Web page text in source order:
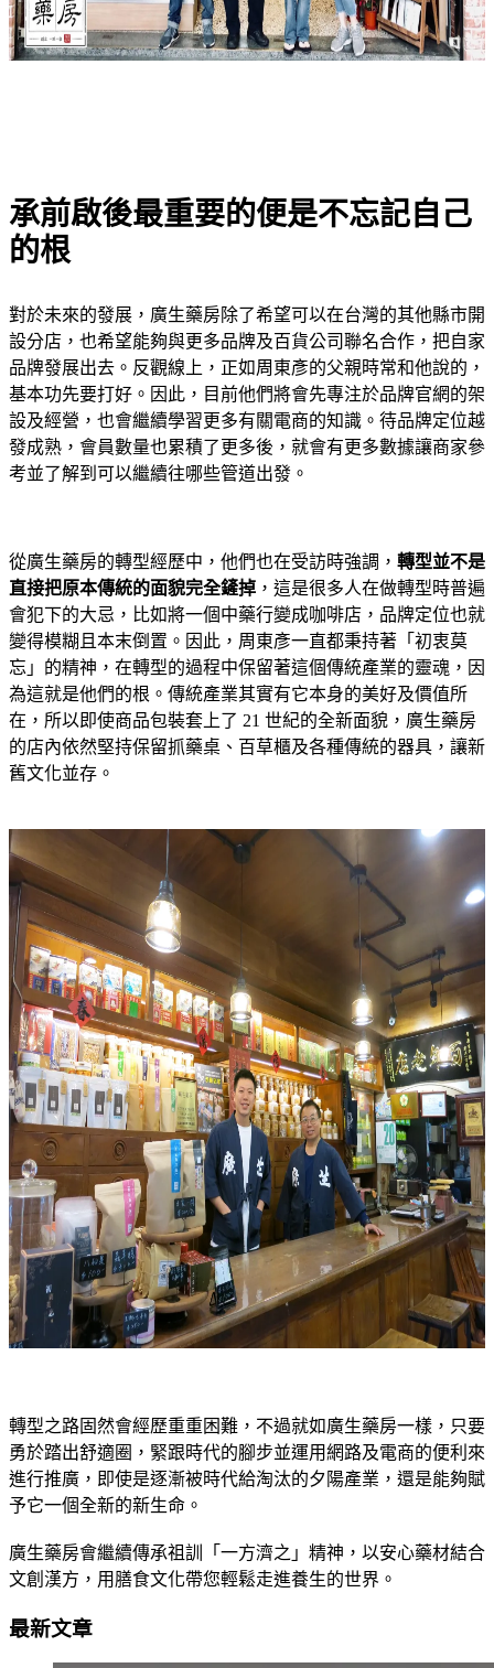
承前啟後最重要的便是不忘記自己
的根
對於未來的發展，廣生藥房除了希望可以在台灣的其他縣市開
設分店，也希望能夠與更多品牌及百貨公司聯名合作，把自家
品牌發展出去。反觀線上，正如周東彥的父親時常和他說的，
基本功先要打好。因此，目前他們將會先專注於品牌官網的架
設及經營，也會繼續學習更多有關電商的知識。待品牌定位越
發成熟，會員數量也累積了更多後，就會有更多數據讓商家參
考並了解到可以繼續往哪些管道出發。
從廣生藥房的轉型經歷中，他們也在受訪時強調， 轉型並不是
直接把原本傳統的面貌完全鏟掉 ，這是很多人在做轉型時普遍
會犯下的大忌，比如將一個中藥行變成咖啡店，品牌定位也就
變得模糊且本末倒置。因此，周東彥一直都秉持著「初衷莫
忘」的精神，在轉型的過程中保留著這個傳統產業的靈魂，因
為這就是他們的根。傳統產業其實有它本身的美好及價值所
在，所以即使商品包裝套上了 21 世紀的全新面貌，廣生藥房
的店內依然堅持保留抓藥桌、百草櫃及各種傳統的器具，讓新
舊文化並存。
轉型之路固然會經歷重重困難，不過就如廣生藥房一樣，只要
勇於踏出舒適圈，緊跟時代的腳步並運用網路及電商的便利來
進行推廣，即使是逐漸被時代給淘汰的夕陽產業，還是能夠賦
予它一個全新的新生命。
廣生藥房會繼續傳承祖訓「一方濟之」精神，以安心藥材結合
文創漢方，用膳食文化帶您輕鬆走進養生的世界。
最新文章